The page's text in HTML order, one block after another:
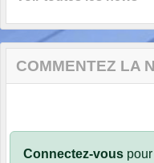
COMMENTEZ LA
Connectez-vous